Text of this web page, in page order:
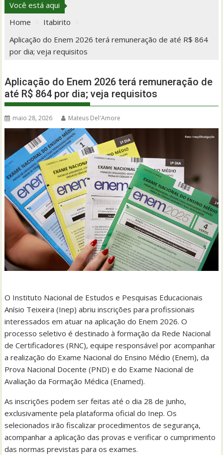
Você está aqui
Home
Itabirito
Aplicação do Enem 2026 terá remuneração de até R$ 864
por dia; veja requisitos
Aplicação do Enem 2026 terá remuneração de
até R$ 864 por dia; veja requisitos
maio 28, 2026 Mateus Del'Amore
O Instituto Nacional de Estudos e Pesquisas Educacionais
Anísio Teixeira (Inep) abriu inscrições para profissionais
interessados em atuar na aplicação do Enem 2026. O
processo seletivo é destinado à formação da Rede Nacional
de Certificadores (RNC), equipe responsável por acompanhar
a realização do Exame Nacional do Ensino Médio (Enem), da
Prova Nacional Docente (PND) e do Exame Nacional de
Avaliação da Formação Médica (Enamed).
As inscrições podem ser feitas até o dia 28 de junho,
exclusivamente pela plataforma oficial do Inep. Os
selecionados irão fiscalizar procedimentos de segurança,
acompanhar a aplicação das provas e verificar o cumprimento
das normas previstas para os exames.